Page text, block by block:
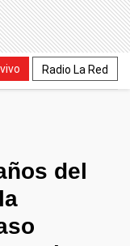
Radio La Red
del